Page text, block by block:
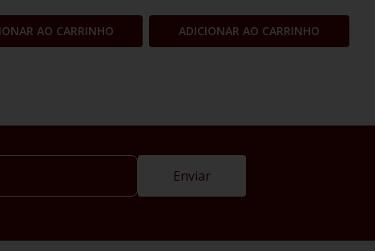
AO CARRINHO ADICIONAR AO CARRINHO
Enviar